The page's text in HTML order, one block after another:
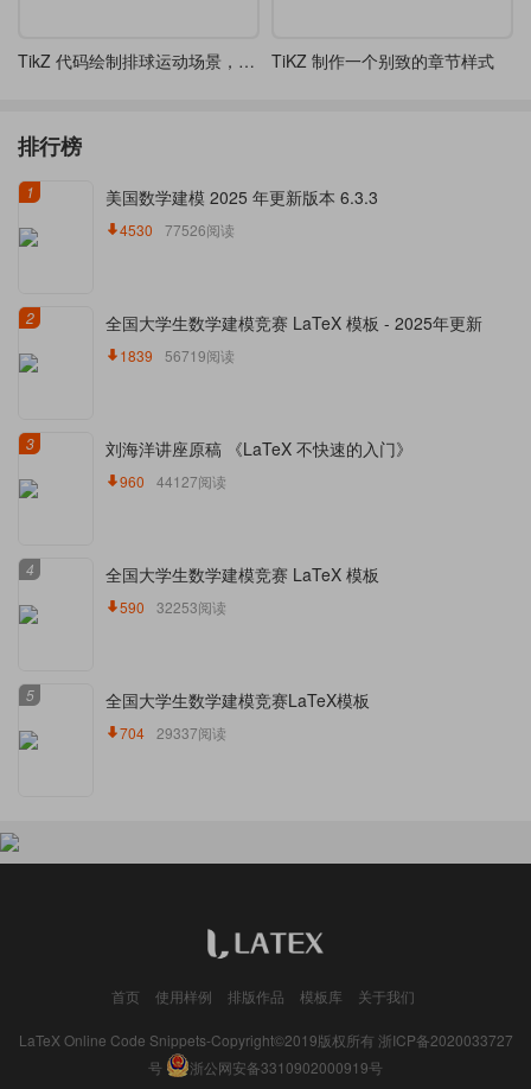
TikZ 代码绘制排球运动场景，包含两名运动员和排球轨迹 TiKZ 制作一个别致的章节样式
排行榜
1 美国数学建模 2025 年更新版本 6.3.3
4530 77526阅读
2 全国大学生数学建模竞赛 LaTeX 模板 - 2025年更新
1839 56719阅读
3 刘海洋讲座原稿 《LaTeX 不快速的入门》
960 44127阅读
4 全国大学生数学建模竞赛 LaTeX 模板
590 32253阅读
5 全国大学生数学建模竞赛LaTeX模板
704 29337阅读
首页 使用样例 排版作品 模板库 关于我们
LaTeX Online Code Snippets-Copyright©2019版权所有 浙ICP备2020033727
号
浙公网安备3310902000919号